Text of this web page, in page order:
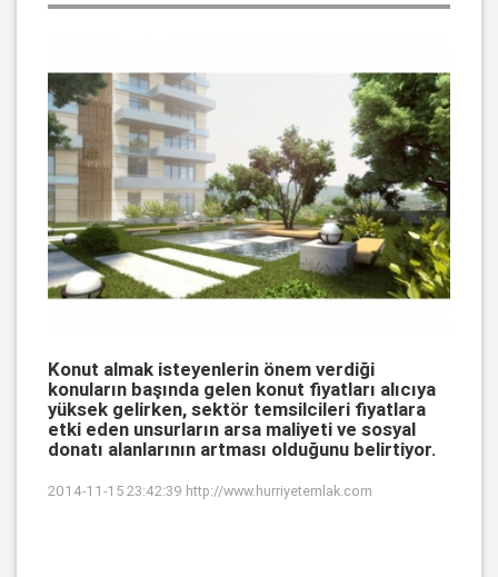
Konut almak isteyenlerin önem verdiği
konuların başında gelen konut fiyatları alıcıya
yüksek gelirken, sektör temsilcileri fiyatlara
etki eden unsurların arsa maliyeti ve sosyal
donatı alanlarının artması olduğunu belirtiyor.
2014-11-15 23:42:39 http://www.hurriyetemlak.com